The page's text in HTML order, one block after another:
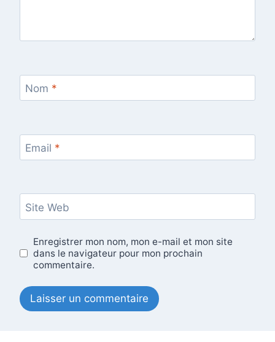
Nom *
Email *
Site Web
Enregistrer mon nom, mon e-mail et mon site
dans le navigateur pour mon prochain
commentaire.